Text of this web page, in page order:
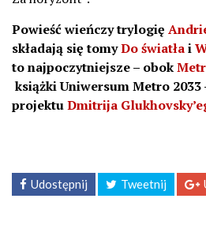
Powieśćwieńczy trylogię
składają się tomyDo światłai
to najpoczytniejsze – obok
książki Uniwersum Metro
projektuDmitrija
Udostępnij Tweetnij